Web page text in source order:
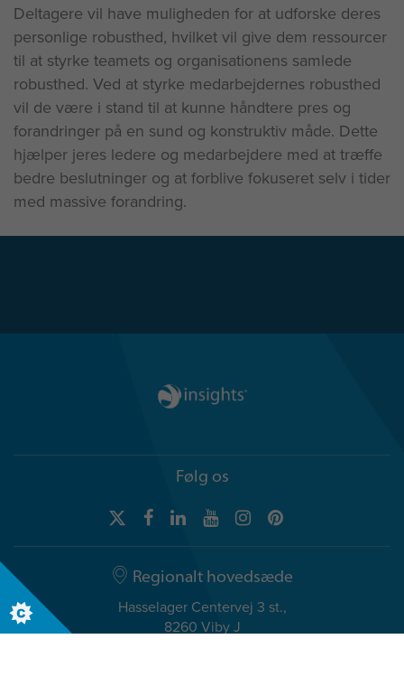
Deltagere vil have muligheden for at udforske deres
personlige robusthed, hvilket vil give dem ressourcer
til at styrke teamets og organisationens samlede
robusthed. Ved at styrke medarbejdernes robusthed
vil de være i stand til at kunne håndtere pres og
forandringer på en sund og konstruktiv måde. Dette
hjælper jeres ledere og medarbejdere med at træffe
bedre beslutninger og at forblive fokuseret selv i tider
med massive forandring.
Følg os
Regionalt hovedsæde
Hasselager Centervej 3 st.,
8260 Viby J